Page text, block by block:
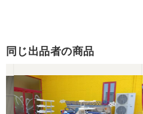
同じ出品者の商品